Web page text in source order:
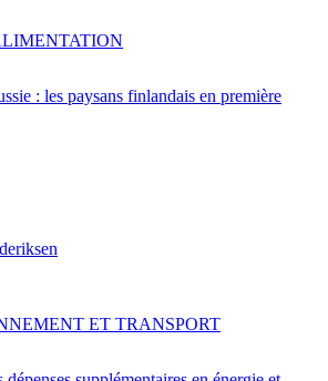
: les paysans finlandais en première
ET TRANSPORT